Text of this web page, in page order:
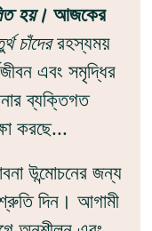
হয়। আজকের
চাঁদেররহস্যময়
এবং সমৃদ্ধির
ব্যক্তিগত
করছে...
উন্মোচনের জন্য
দিন। আগামী